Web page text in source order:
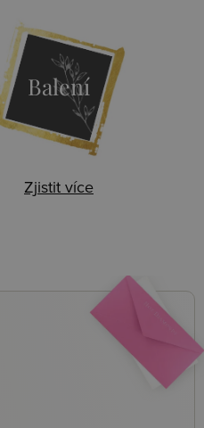
Balení
Zjistit více